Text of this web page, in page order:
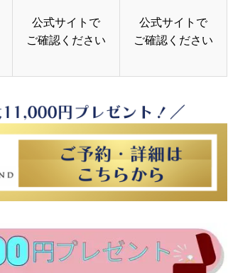
公式サイトで
ご確認ください
公式サイトで
ご確認ください